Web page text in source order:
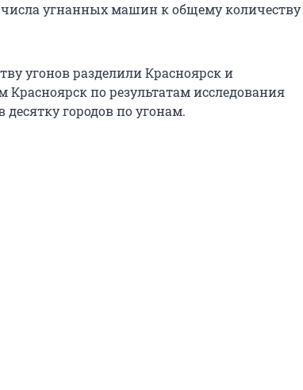
угнанных машин к общему количеству
угонов разделили Красноярск и
Красноярск по результатам исследования
городов по угонам.